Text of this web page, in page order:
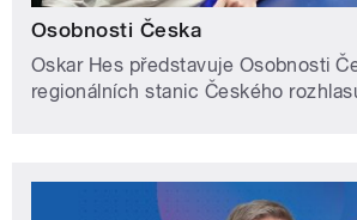
Osobnosti Česka
Oskar Hes představuje Osobnosti
regionálních stanic Českého